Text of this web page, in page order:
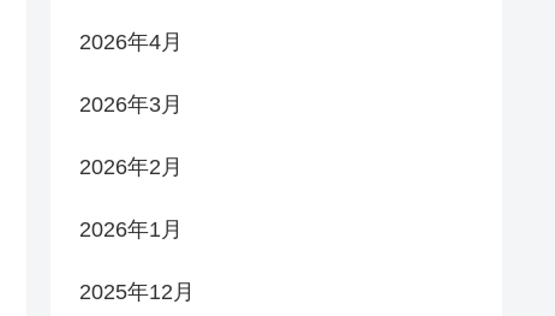
2026年4月
2026年3月
2026年2月
2026年1月
2025年12月